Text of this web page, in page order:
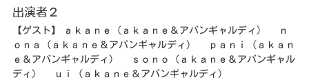
出演者２
【ゲスト】 ａｋａｎｅ（ａｋａｎｅ＆アバンギャルディ） ｎ
ｏｎａ（ａｋａｎｅ＆アバンギャルディ） ｐａｎｉ（ａｋａｎ
ｅ＆アバンギャルディ） ｓｏｎｏ（ａｋａｎｅ＆アバンギャル
ディ） ｕｉ（ａｋａｎｅ＆アバンギャルディ）